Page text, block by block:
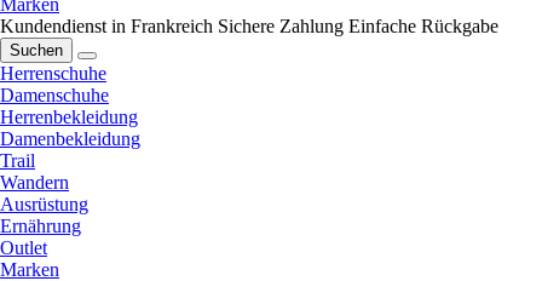
Marken
Kundendienst in Frankreich Sichere Zahlung Einfache Rückgabe
Suchen
Herrenschuhe
Damenschuhe
Herrenbekleidung
Damenbekleidung
Trail
Wandern
Ausrüstung
Ernährung
Outlet
Marken